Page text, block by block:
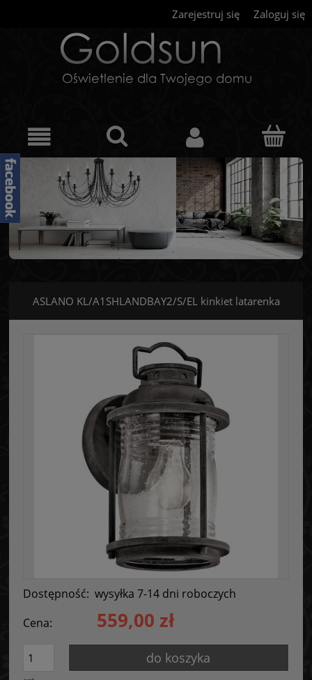
Zarejestruj się Zaloguj się
ASLANO KL/A1SHLANDBAY2/S/EL kinkiet latarenka
Dostępność: wysyłka 7-14 dni roboczych
Cena:
559,00 zł
do koszyka